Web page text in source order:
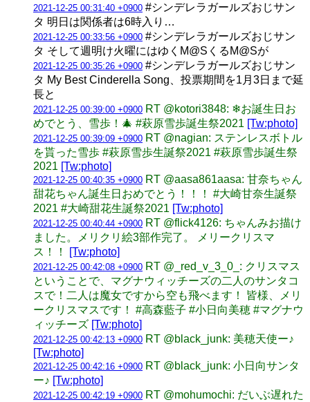
2021-12-25 00:31:40 +0900 #シンデレラガールズおじサン
タ 明日は関係者は6時入り…
2021-12-25 00:33:56 +0900 #シンデレラガールズおじサン
タ そして週明け火曜にはゆくM@SくるM@Sが
2021-12-25 00:35:26 +0900 #シンデレラガールズおじサン
タ My Best Cinderella Song、投票期間を1月3日まで延
長と
2021-12-25 00:39:00 +0900 RT @kotori3848: ❄お誕生日お
めでとう、雪歩！🎄 #萩原雪歩誕生祭2021 [Tw:photo]
2021-12-25 00:39:09 +0900 RT @nagian: ステンレスボトル
を貰った雪歩 #萩原雪歩生誕祭2021 #萩原雪歩誕生祭
2021 [Tw:photo]
2021-12-25 00:40:35 +0900 RT @aasa861aasa: 甘奈ちゃん
甜花ちゃん誕生日おめでとう！！！ #大崎甘奈生誕祭
2021 #大崎甜花生誕祭2021 [Tw:photo]
2021-12-25 00:40:44 +0900 RT @flick4126: ちゃんみお描け
ました。メリクリ絵3部作完了。 メリークリスマ
ス！！
[Tw:photo]
2021-12-25 00:42:08 +0900 RT @_red_v_3_0_: クリスマス
ということで、マグナウィッチーズの二人のサンタコ
スで！二人は魔女ですから空も飛べます！ 皆様、メリ
ークリスマスです！ #高森藍子 #小日向美穂 #マグナウ
ィッチーズ [Tw:photo]
2021-12-25 00:42:13 +0900 RT @black_junk: 美穂天使ー♪
[Tw:photo]
2021-12-25 00:42:16 +0900 RT @black_junk: 小日向サンタ
ー♪ [Tw:photo]
2021-12-25 00:42:19 +0900 RT @mohumochi: だいぶ遅れた